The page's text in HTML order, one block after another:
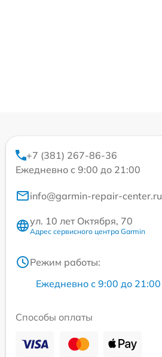
+7 (381) 267-86-36
Ежедневно с 9:00 до 21:00
info@garmin-repair-center.ru
ул. 10 лет Октября, 70
Адрес сервисного центра Garmin
Режим работы:
Ежедневно с 9:00 до 21:00
Способы оплаты